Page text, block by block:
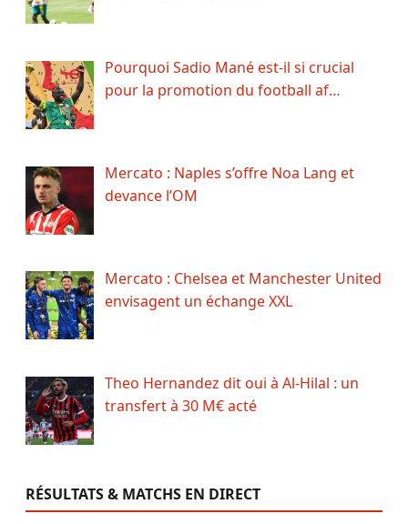
Pourquoi Sadio Mané est-il si crucial
pour la promotion du football af…
Mercato : Naples s’offre Noa Lang et
devance l’OM
Mercato : Chelsea et Manchester United
envisagent un échange XXL
Theo Hernandez dit oui à Al-Hilal : un
transfert à 30 M€ acté
RÉSULTATS & MATCHS EN DIRECT